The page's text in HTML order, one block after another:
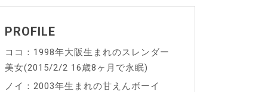
PROFILE
ココ：1998年大阪生まれのスレンダー
美女(2015/2/2 16歳8ヶ月で永眠)
ノイ：2003年生まれの甘えんボーイ